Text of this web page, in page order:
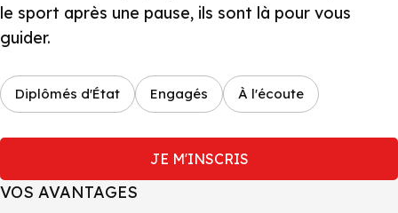
le sport après une pause, ils sont là pour vous
guider.
Diplômés d'État Engagés À l'écoute
JE M'INSCRIS
VOS AVANTAGES